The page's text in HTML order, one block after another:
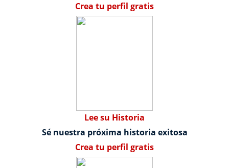
Crea tu perfil gratis
Lee su Historia
Sé nuestra próxima historia exitosa
Crea tu perfil gratis